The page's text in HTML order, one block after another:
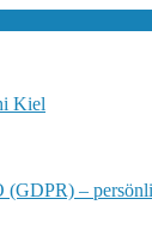
Kiel
–